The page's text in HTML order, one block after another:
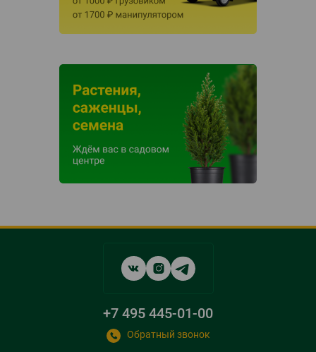
+7 495 445-01-00
Обратный звонок